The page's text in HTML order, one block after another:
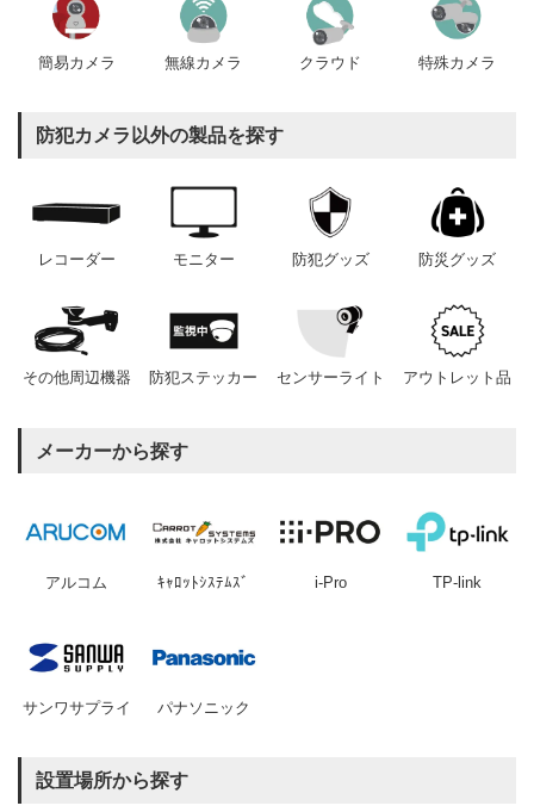
簡易カメラ 無線カメラ クラウド 特殊カメラ
防犯カメラ以外の製品を探す
レコーダー モニター 防犯グッズ 防災グッズ
その他周辺機器 防犯ステッカー センサーライト アウトレット品
メーカーから探す
アルコム ｷｬﾛｯﾄｼｽﾃﾑｽﾞ i-Pro TP-link
サンワサプライ パナソニック
設置場所から探す